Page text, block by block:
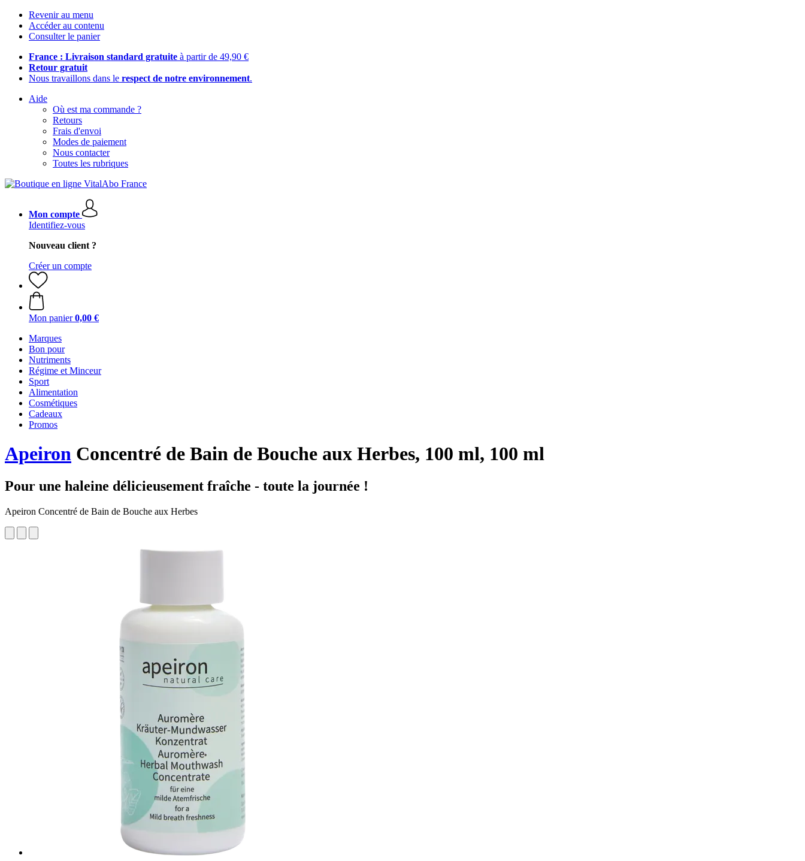
Revenir au menu
Accéder au contenu
Consulter le panier
France : Livraison standard gratuite à partir de 49,90 €
Retour gratuit
Nous travaillons dans le respect de notre environnement.
Aide
Où est ma commande ?
Retours
Frais d'envoi
Modes de paiement
Nous contacter
Toutes les rubriques
Mon compte
Identifiez-vous
Nouveau client ?
Créer un compte
Mon panier 0,00 €
Marques
Bon pour
Nutriments
Régime et Minceur
Sport
Alimentation
Cosmétiques
Cadeaux
Promos
Apeiron Concentré de Bain de Bouche aux Herbes, 100 ml, 100 ml
Pour une haleine délicieusement fraîche - toute la journée !
Apeiron Concentré de Bain de Bouche aux Herbes